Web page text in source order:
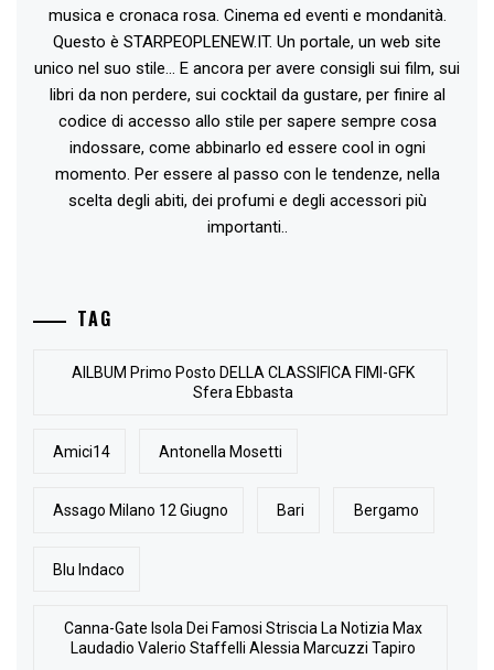
musica e cronaca rosa. Cinema ed eventi e mondanità.
Questo è STARPEOPLENEW.IT. Un portale, un web site
unico nel suo stile... E ancora per avere consigli sui film, sui
libri da non perdere, sui cocktail da gustare, per finire al
codice di accesso allo stile per sapere sempre cosa
indossare, come abbinarlo ed essere cool in ogni
momento. Per essere al passo con le tendenze, nella
scelta degli abiti, dei profumi e degli accessori più
importanti..
TAG
AlLBUM Primo Posto DELLA CLASSIFICA FIMI-GFK
Sfera Ebbasta
Amici14 Antonella Mosetti
Assago Milano 12 Giugno Bari Bergamo
Blu Indaco
Canna-Gate Isola Dei Famosi Striscia La Notizia Max
Laudadio Valerio Staffelli Alessia Marcuzzi Tapiro